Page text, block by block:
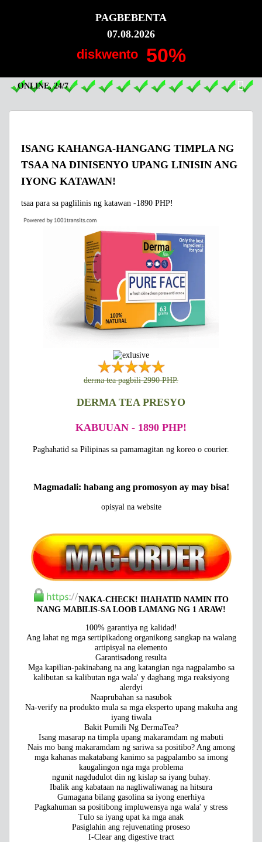
PAGBEBENTA
07.08.2026
diskwento 50%
Nagtatrabaho kami para sa iyo!
ISANG KAHANGA-HANGANG TIMPLA NG
TSAA NA DINISENYO UPANG LINISIN ANG
IYONG KATAWAN!
tsaa para sa paglilinis ng katawan -1890 PHP!
derma tea pagbili 2990 PHP.
DERMA TEA PRESYO
KABUUAN - 1890 PHP!
Paghahatid sa Pilipinas sa pamamagitan ng koreo o courier.
Magmadali: habang ang promosyon ay may bisa!
opisyal na website
NAKA-CHECK! IHAHATID NAMIN ITO
NANG MABILIS-SA LOOB LAMANG NG 1 ARAW!
100% garantiya ng kalidad!
Ang lahat ng mga sertipikadong organikong sangkap na walang
artipisyal na elemento
Garantisadong resulta
Mga kapilian-pakinabang na ang katangian nga nagpalambo sa
kalibutan sa kalibutan nga wala' y daghang mga reaksiyong
alerdyi
Naaprubahan sa nasubok
Na-verify na produkto mula sa mga eksperto upang makuha ang
iyang tiwala
Bakit Pumili Ng DermaTea?
Isang masarap na timpla upang makaramdam ng mabuti
Nais mo bang makaramdam ng sariwa sa positibo? Ang among
mga kahanas makatabang kanimo sa pagpalambo sa imong
kaugalingon nga mga problema
ngunit nagdudulot din ng kislap sa iyang buhay.
Ibalik ang kabataan na nagliwaliwanag na hitsura
Gumagana bilang gasolina sa iyong enerhiya
Pagkahuman sa positibong impluwensya nga wala' y stress
Tulo sa iyang upat ka mga anak
Pasiglahin ang rejuvenating proseso
I-Clear ang digestive tract
ONLINE, 24/7